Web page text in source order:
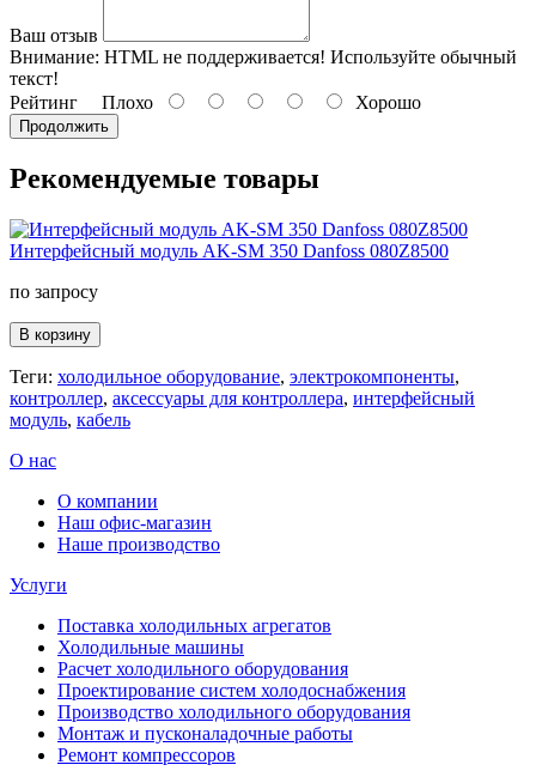
Ваш отзыв
Внимание: HTML не поддерживается! Используйте обычный
текст!
Рейтинг Плохо Хорошо
Продолжить
Рекомендуемые товары
Интерфейсный модуль AK-SM 350 Danfoss 080Z8500
по запросу
В корзину
Теги: холодильное оборудование, электрокомпоненты,
контроллер, аксессуары для контроллера, интерфейсный
модуль, кабель
О нас
О компании
Наш офис-магазин
Наше производство
Услуги
Поставка холодильных агрегатов
Холодильные машины
Расчет холодильного оборудования
Проектирование систем холодоснабжения
Производство холодильного оборудования
Монтаж и пусконаладочные работы
Ремонт компрессоров